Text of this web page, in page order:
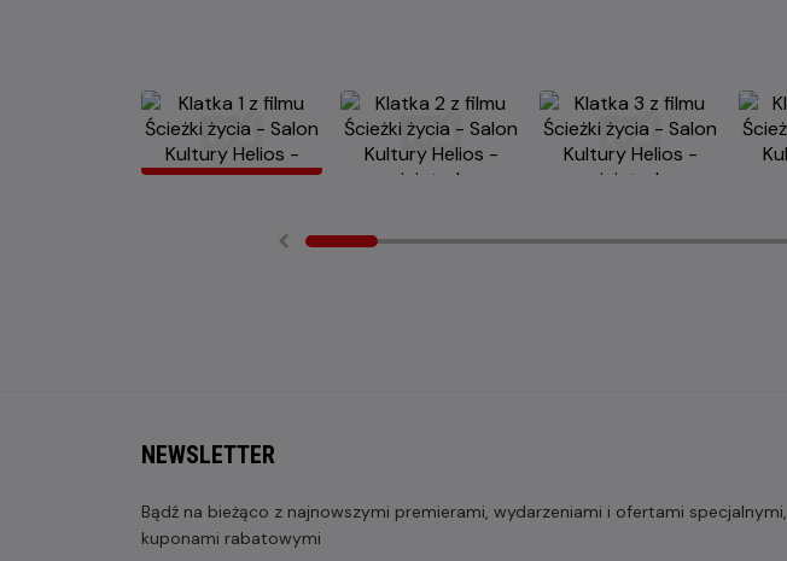
NEWSLETTER
Bądź na bieżąco z najnowszymi premierami, wydarzeniami i ofertami specjalnymi,
kuponami rabatowymi